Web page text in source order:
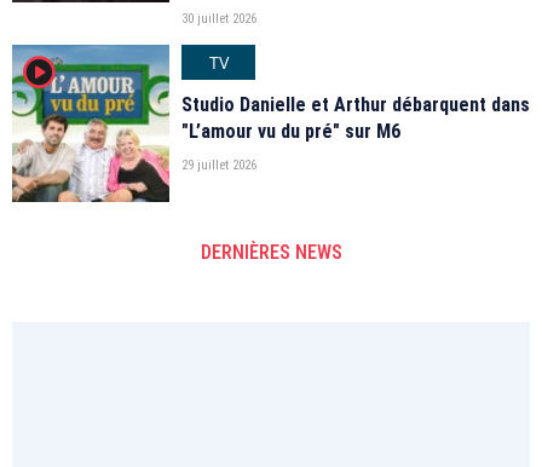
30 juillet 2026
player2
TV
Studio Danielle et Arthur débarquent dans
"L’amour vu du pré" sur M6
29 juillet 2026
DERNIÈRES NEWS